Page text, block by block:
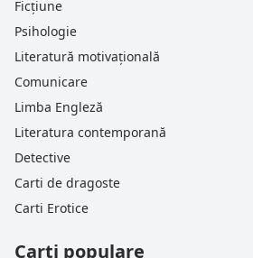
Ficțiune
Psihologie
Literatură motivațională
Comunicare
Limba Engleză
Literatura contemporană
Detective
Carti de dragoste
Carti Erotice
Carti populare